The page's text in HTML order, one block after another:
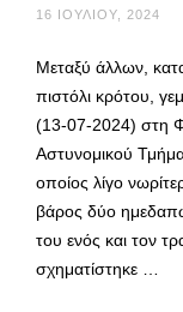
16 ΙΟΥΛΊΟΥ, 2024
Μεταξύ άλλων,
πιστόλι κρότου,
(13-07-2024) στη
Αστυνομικού
οποίος λίγο
βάρος δύο
του ενός και τον
σχηματίστηκε …